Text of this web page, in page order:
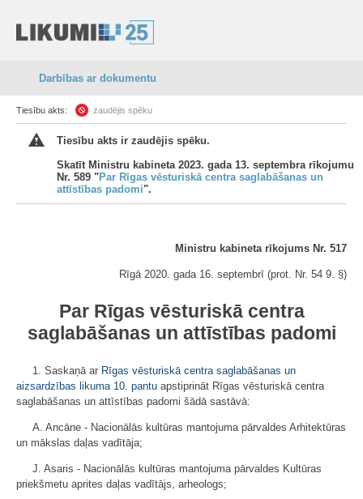
Darbības ar dokumentu
Tiesību akts: zaudējis spēku
Tiesību akts ir zaudējis spēku.
Skatīt Ministru kabineta 2023. gada 13. septembra rīkojumu
Nr. 589 "Par Rīgas vēsturiskā centra saglabāšanas un
attīstības padomi".
Ministru kabineta rīkojums Nr. 517
Rīgā 2020. gada 16. septembrī (prot. Nr. 54 9. §)
Par Rīgas vēsturiskā centra
saglabāšanas un attīstības padomi
1. Saskaņā ar Rīgas vēsturiskā centra saglabāšanas un
aizsardzības likuma 10. pantu apstiprināt Rīgas vēsturiskā centra
saglabāšanas un attīstības padomi šādā sastāvā:
A. Ancāne - Nacionālās kultūras mantojuma pārvaldes Arhitektūras
un mākslas daļas vadītāja;
J. Asaris - Nacionālās kultūras mantojuma pārvaldes Kultūras
priekšmetu aprites daļas vadītājs, arheologs;